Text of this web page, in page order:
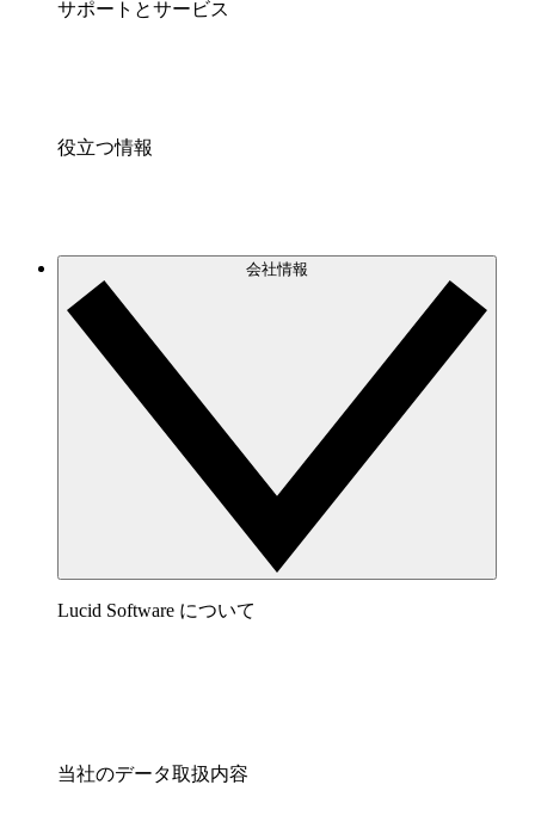
サポートとサービス
役立つ情報
会社情報
Lucid Software について
当社のデータ取扱内容